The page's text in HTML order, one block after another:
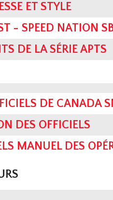
ET STYLE
- SPEED NATION
DE LA SÉRIE APTS
DE CANADA
DES OFFICIELS
MANUEL DES